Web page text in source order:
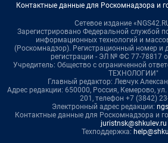
Контактные данные для Роскомнадзора и
Сетевое издание
Зарегистрировано Федеральной службой
информационных технологий и
(Роскомнадзор). Регистрационный номер и
регистрации - ЭЛ № ФС 77-78817
Учредитель: Общество с ограниченной
ТЕХНОЛОГИИ"
Главный редактор: Левчук
Адрес редакции: 650000, Россия, Кемерово,
201, телефон +7 (3842)
Электронный адрес редакции:
Контактные данные для Роскомнадзора и
juristnsk@shkulev.ru
Техподдержка: